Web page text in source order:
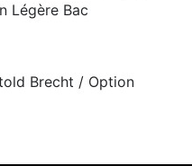
Légère Bac
Brecht / Option